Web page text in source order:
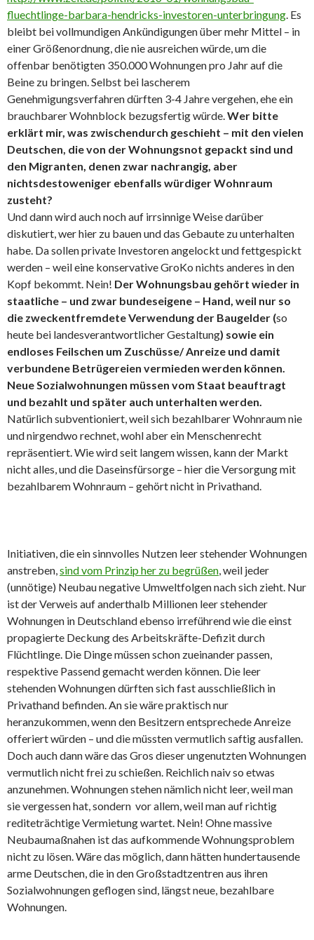
fluechtlinge-barbara-hendricks-investoren-unterbringung. Es
bleibt bei vollmundigen Ankündigungen über mehr Mittel – in
einer Größenordnung, die nie ausreichen würde, um die
offenbar benötigten 350.000 Wohnungen pro Jahr auf die
Beine zu bringen. Selbst bei lascherem
Genehmigungsverfahren dürften 3-4 Jahre vergehen, ehe ein
brauchbarer Wohnblock bezugsfertig würde.Wer bitte
erklärt mir, was zwischendurch geschieht – mit den vielen
Deutschen, die von der Wohnungsnot gepackt sind und
den Migranten, denen zwar nachrangig, aber
nichtsdestoweniger ebenfalls würdiger Wohnraum
zusteht?
Und dann wird auch noch auf irrsinnige Weise darüber
diskutiert, wer hier zu bauen und das Gebaute zu unterhalten
habe. Da sollen private Investoren angelockt und fettgespickt
werden – weil eine konservative GroKo nichts anderes in den
Kopf bekommt. Nein! Der Wohnungsbau gehört wieder in
staatliche – und zwar bundeseigene – Hand, weil nur so
die zweckentfremdete Verwendung der Baugelder (so
heute bei landesverantwortlicher Gestaltung) sowie ein
endloses Feilschen um Zuschüsse/ Anreize und damit
verbundene Betrügereien vermieden werden können.
Neue Sozialwohnungen müssen vom Staat beauftragt
und bezahlt und später auch unterhalten werden.
Natürlich subventioniert, weil sich bezahlbarer Wohnraum nie
und nirgendwo rechnet, wohl aber ein Menschenrecht
repräsentiert. Wie wird seit langem wissen, kann der Markt
nicht alles, und die Daseinsfürsorge – hier die Versorgung mit
bezahlbarem Wohnraum – gehört nicht in Privathand.
Initiativen, die ein sinnvolles Nutzen leer stehender Wohnungen
anstreben,sind vom Prinzip her zu begrüßen, weil jeder
(unnötige) Neubau negative Umweltfolgen nach sich zieht. Nur
ist der Verweis auf anderthalb Millionen leer stehender
Wohnungen in Deutschland ebenso irreführend wie die einst
propagierte Deckung des Arbeitskräfte-Defizit durch
Flüchtlinge. Die Dinge müssen schon zueinander passen,
respektive Passend gemacht werden können. Die leer
stehenden Wohnungen dürften sich fast ausschließlich in
Privathand befinden. An sie wäre praktisch nur
heranzukommen, wenn den Besitzern entsprechede Anreize
offeriert würden – und die müssten vermutlich saftig ausfallen.
Doch auch dann wäre das Gros dieser ungenutzten Wohnungen
vermutlich nicht frei zu schießen. Reichlich naiv so etwas
anzunehmen. Wohnungen stehen nämlich nicht leer, weil man
sie vergessen hat, sondern vor allem, weil man auf richtig
rediteträchtige Vermietung wartet. Nein! Ohne massive
Neubaumaßnahen ist das aufkommende Wohnungsproblem
nicht zu lösen. Wäre das möglich, dann hätten hundertausende
arme Deutschen, die in den Großstadtzentren aus ihren
Sozialwohnungen geflogen sind, längst neue, bezahlbare
Wohnungen.